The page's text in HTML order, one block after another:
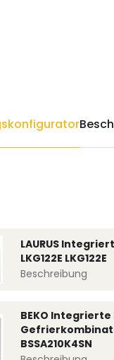
LAURUS
LKG122E LKG122E
Beschreibung
BEKO Integrierte
BSSA210K4SN